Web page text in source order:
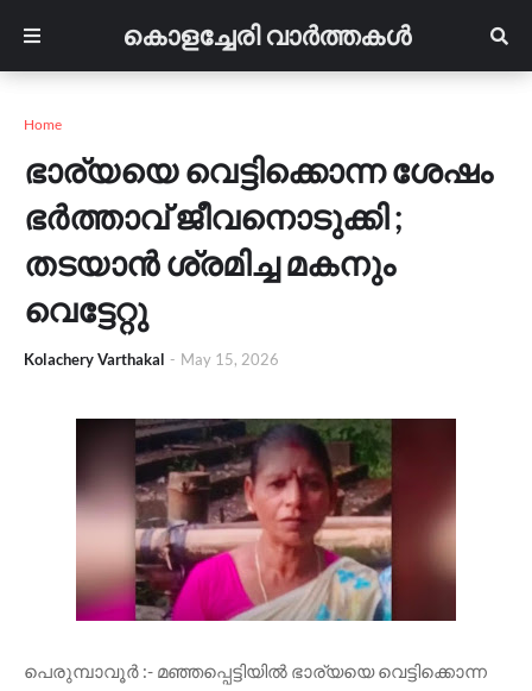
കൊളച്ചേരി വാർത്തകൾ
Home
ഭാര്യയെ വെട്ടിക്കൊന്ന ശേഷം
ഭർത്താവ് ജീവനൊടുക്കി ;
തടയാൻ ശ്രമിച്ച മകനും
വെട്ടേറ്റു
Kolachery Varthakal - May 15, 2026
പെരുമ്പാവൂർ :- മഞ്ഞപ്പെട്ടിയിൽ ഭാര്യയെ വെട്ടിക്കൊന്ന